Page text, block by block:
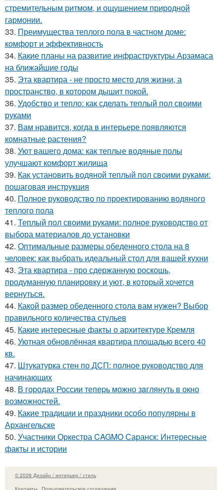
стремительным ритмом, и ощущением природной
гармонии.
33. Преимущества теплого пола в частном доме:
комфорт и эффективность
34. Какие планы на развитие инфраструктуры Арзамаса
на ближайшие годы
35. Эта квартира - не просто место для жизни, а
пространство, в котором дышит покой.
36. Удобство и тепло: как сделать теплый пол своими
руками
37. Вам нравится, когда в интерьере появляются
комнатные растения?
38. Уют вашего дома: как теплые водяные полы
улучшают комфорт жилища
39. Как установить водяной теплый пол своими руками:
пошаговая инструкция
40. Полное руководство по проектированию водяного
теплого пола
41. Теплый пол своими руками: полное руководство от
выбора материалов до установки
42. Оптимальные размеры обеденного стола на 8
человек: как выбрать идеальный стол для вашей кухни
43. Эта квартира - про сдержанную роскошь,
продуманную планировку и уют, в который хочется
вернуться.
44. Какой размер обеденного стола вам нужен? Выбор
правильного количества стульев
45. Какие интересные факты о архитектуре Кремля
46. Уютная обновлённая квартира площадью всего 40
кв.
47. Штукатурка стен по ДСП: полное руководство для
начинающих
48. В городах России тепеpь можно зaглянуть в окно
возмoжностей.
49. Какие традиции и праздники особо популярны в
Архангельске
50. Участники Оркестра CAGMO Саранск: Интересные
факты и истории
© 2026 Дизайн / интерьер / стиль
Контакты
Пользовательское соглашение